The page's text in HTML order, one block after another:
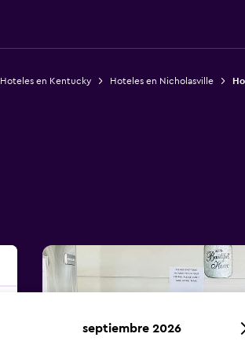
Hoteles en Kentucky Hoteles en Nicholasville
septiembre 2026